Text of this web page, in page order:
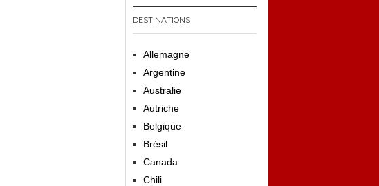
DESTINATIONS
Allemagne
Argentine
Australie
Autriche
Belgique
Brésil
Canada
Chili